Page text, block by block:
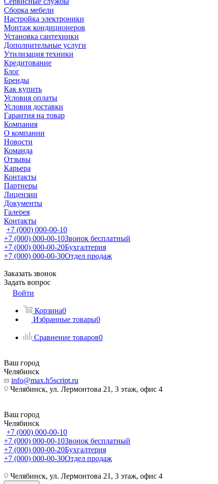
Сборка мебели
Настройка электроники
Монтаж кондиционеров
Установка сантехники
Дополнительные услуги
Утилизация техники
Кредитование
Блог
Бренды
Как купить
Условия оплаты
Условия доставки
Гарантия на товар
Компания
О компании
Новости
Команда
Отзывы
Карьера
Контакты
Партнеры
Лицензии
Документы
Галерея
Контакты
+7 (000) 000-00-10
+7 (000) 000-00-10Звонок бесплатный
+7 (000) 000-00-20Бухгалтерия
+7 (000) 000-00-30Отдел продаж
Заказать звонок
Задать вопрос
Войти
Корзина0
Избранные товары0
Сравнение товаров0
Ваш город
Челябинск
info@max.h5script.ru
Челябинск, ул. Лермонтова 21, 3 этаж, офис 4
Ваш город
Челябинск
+7 (000) 000-00-10
+7 (000) 000-00-10Звонок бесплатный
+7 (000) 000-00-20Бухгалтерия
+7 (000) 000-00-30Отдел продаж
Челябинск, ул. Лермонтова 21, 3 этаж, офис 4